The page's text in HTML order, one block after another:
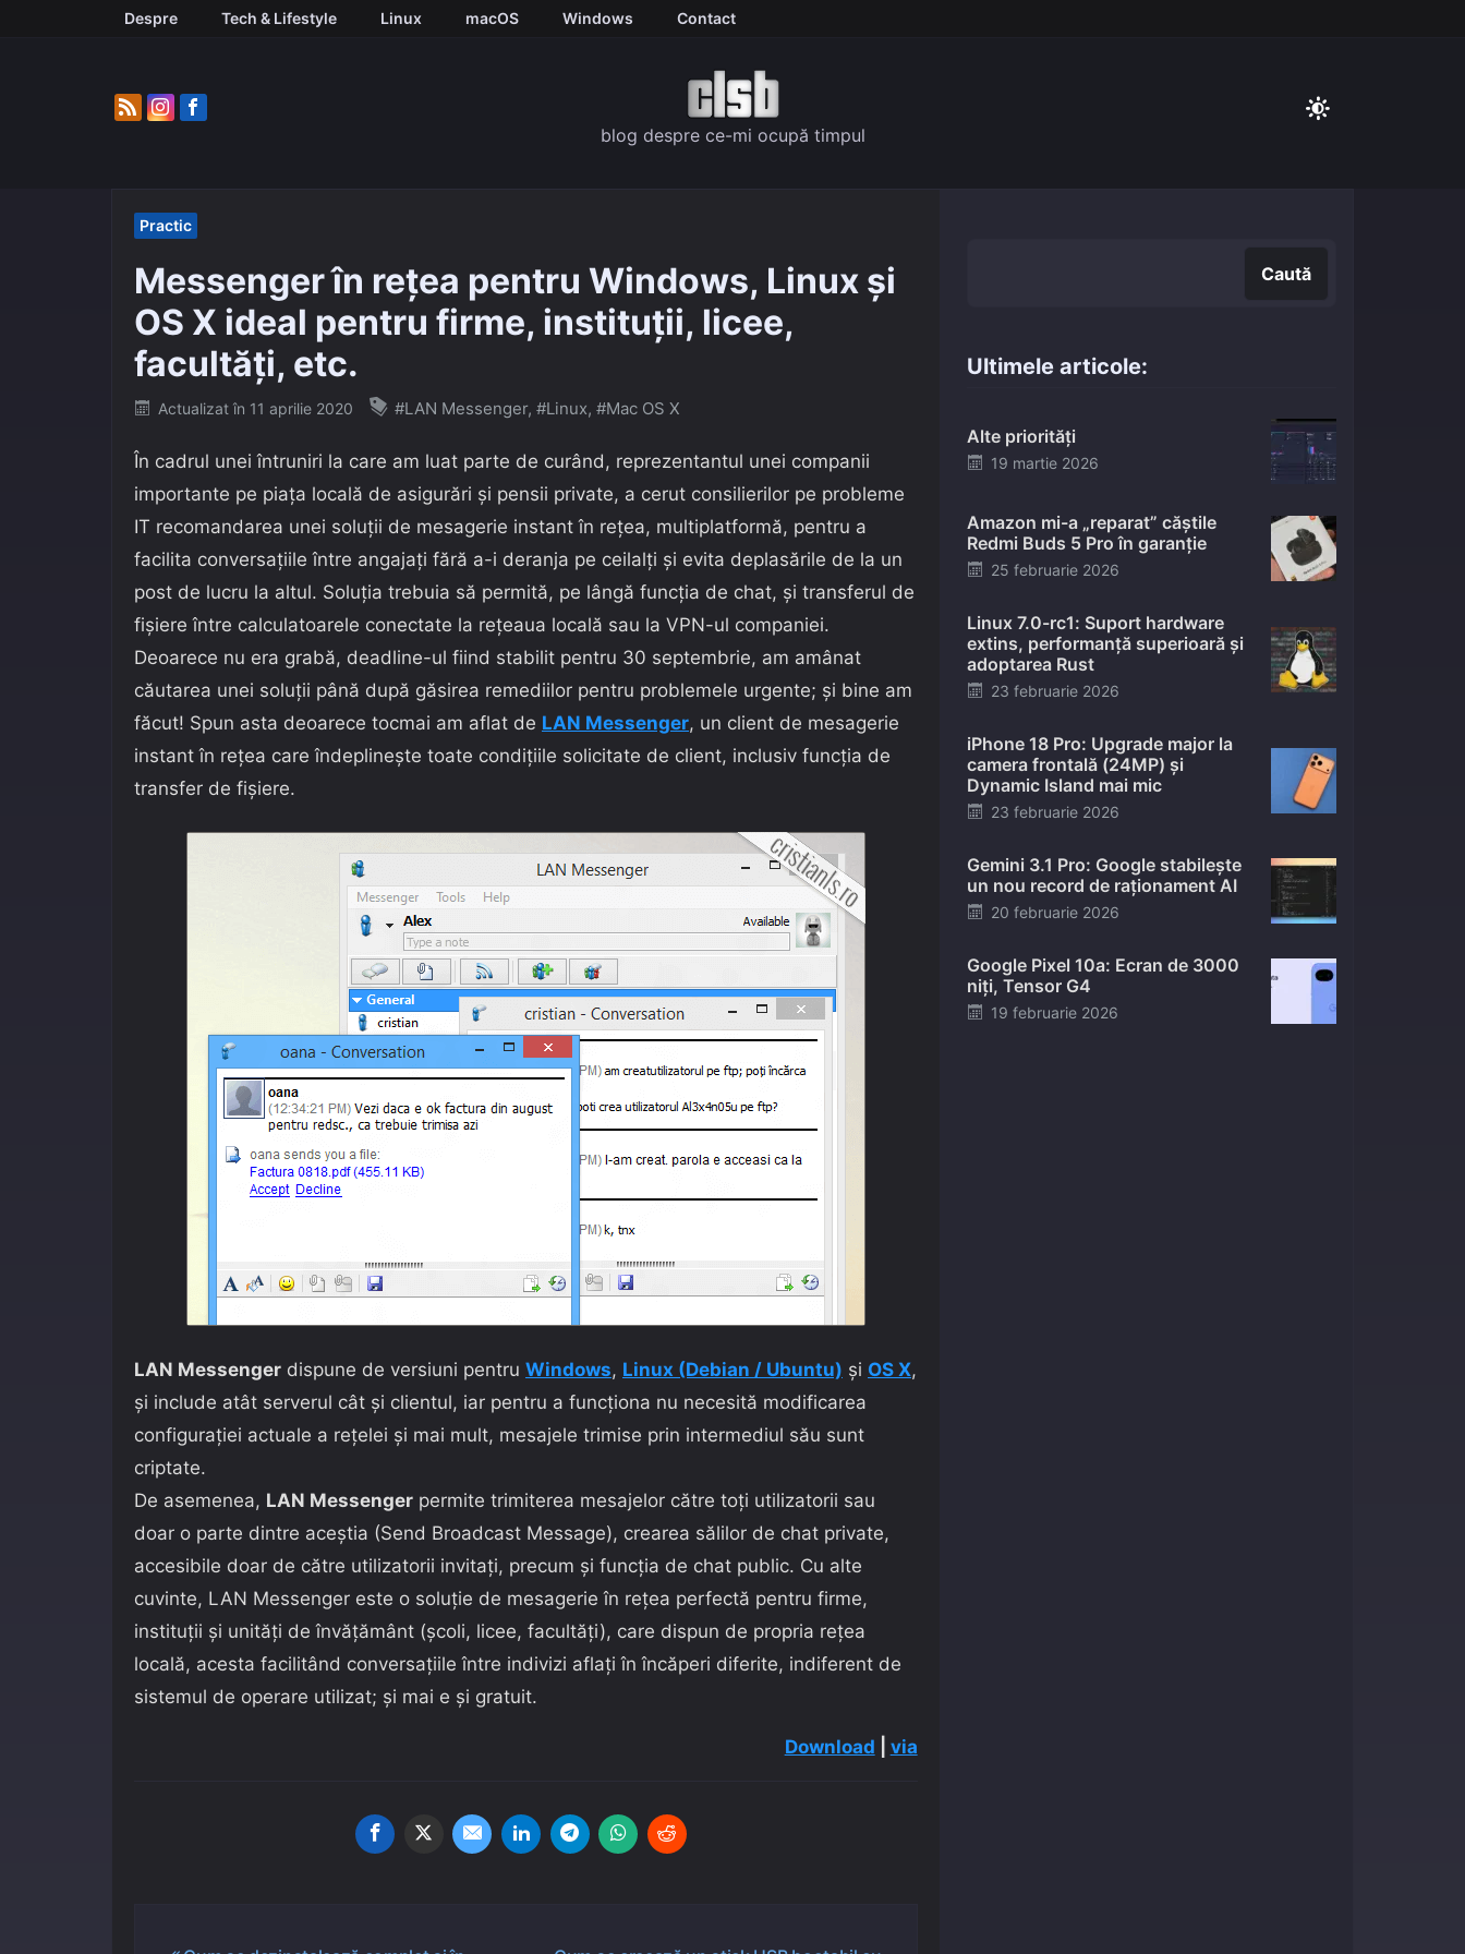
Despre Tech & Lifestyle Linux macOS Windows Contact
blog despre ce-mi ocupă timpul
Practic
Messenger în rețea pentru Windows, Linux și
OS X ideal pentru firme, instituții, licee,
facultăți, etc.
Posted
Actualizat în 11 aprilie 2020 #LAN Messenger, #Linux, #Mac OS X
În cadrul unei întruniri la care am luat parte de curând, reprezentantul unei companii
importante pe piața locală de asigurări și pensii private, a cerut consilierilor pe probleme
IT recomandarea unei soluții de mesagerie instant în rețea, multiplatformă, pentru a
facilita conversațiile între angajați fără a-i deranja pe ceilalți și evita deplasările de la un
post de lucru la altul. Soluția trebuia să permită, pe lângă funcția de chat, și transferul de
fișiere între calculatoarele conectate la rețeaua locală sau la VPN-ul companiei.
Deoarece nu era grabă, deadline-ul fiind stabilit pentru 30 septembrie, am amânat
căutarea unei soluții până după găsirea remediilor pentru problemele urgente; și bine am
făcut! Spun asta deoarece tocmai am aflat de LAN Messenger, un client de mesagerie
instant în rețea care îndeplinește toate condițiile solicitate de client, inclusiv funcția de
transfer de fișiere.
LAN Messenger dispune de versiuni pentru Windows, Linux (Debian / Ubuntu) și OS X,
și include atât serverul cât și clientul, iar pentru a funcționa nu necesită modificarea
configurației actuale a rețelei și mai mult, mesajele trimise prin intermediul său sunt
criptate.
De asemenea, LAN Messenger permite trimiterea mesajelor către toți utilizatorii sau
doar o parte dintre aceștia (Send Broadcast Message), crearea sălilor de chat private,
accesibile doar de către utilizatorii invitați, precum și funcția de chat public. Cu alte
cuvinte, LAN Messenger este o soluție de mesagerie în rețea perfectă pentru firme,
instituții și unități de învățământ (școli, licee, facultăți), care dispun de propria rețea
locală, acesta facilitând conversațiile între indivizi aflați în încăperi diferite, indiferent de
sistemul de operare utilizat; și mai e și gratuit.
Download via
Caută
Ultimele articole:
Alte priorități
Posted
19 martie 2026
Amazon mi-a „reparat” căștile
Redmi Buds 5 Pro în garanție
Posted
25 februarie 2026
Linux 7.0-rc1: Suport hardware
extins, performanță superioară și
adoptarea Rust
Posted
23 februarie 2026
iPhone 18 Pro: Upgrade major la
camera frontală (24MP) și
Dynamic Island mai mic
Posted
23 februarie 2026
Gemini 3.1 Pro: Google stabilește
un nou record de raționament AI
Posted
20 februarie 2026
Google Pixel 10a: Ecran de 3000
niți, Tensor G4
Posted
19 februarie 2026